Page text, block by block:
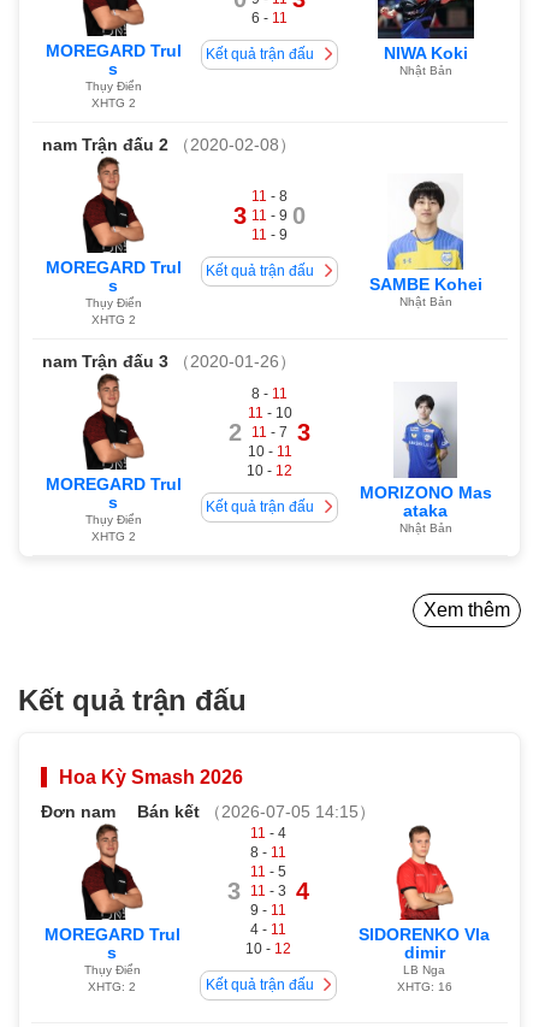
MOREGARD Trul
s
Thụy Điển
XHTG 2
6 - 11
Kết quả trận đấu NIWA Koki
Nhật Bản
nam Trận đấu 2 （2020-02-08）
MOREGARD Trul
s
Thụy Điển
XHTG 2
3
11 - 8
11 - 9
11 - 9
0
Kết quả trận đấu
SAMBE Kohei
Nhật Bản
nam Trận đấu 3 （2020-01-26）
MOREGARD Trul
s
Thụy Điển
XHTG 2
2
8 - 11
11 - 10
11 - 7
10 - 11
10 - 12
3
Kết quả trận đấu
MORIZONO Mas
ataka
Nhật Bản
Xem thêm
Kết quả trận đấu
Hoa Kỳ Smash 2026
Đơn nam Bán kết （2026-07-05 14:15）
MOREGARD Trul
s
Thụy Điển
XHTG: 2
3
11 - 4
8 - 11
11 - 5
11 - 3
9 - 11
4 - 11
10 - 12
4
Kết quả trận đấu
SIDORENKO Vla
dimir
LB Nga
XHTG: 16